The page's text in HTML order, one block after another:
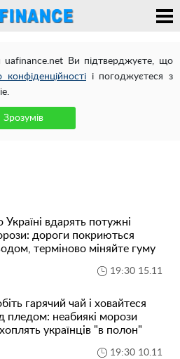
uafinance.net Ви підтверджуєте, що
конфіденційності і погоджуєтеся з
Зрозумів
Україні вдарять потужні
дороги покриються
терміново міняйте гуму
19:30 15.11
гарячий чай і ховайтеся
пледом: неабиякі морози
українців "в полон"
19:30 10.11